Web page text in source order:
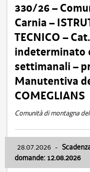
330/26 –
Carnia –
TECNICO –
indeterminato
settimanali –
Manutentiva
COMEGLIANS
Comunità di montagna
28.07.2026 -
domande: 12.08.2026